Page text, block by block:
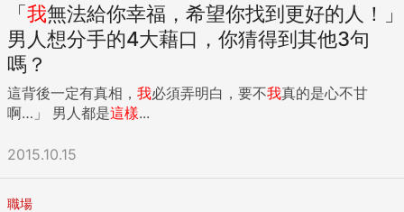
「我無法給你幸福，希望你找到更好的人！」
男人想分手的4大藉口，你猜得到其他3句
嗎？
這背後一定有真相， 我必須弄明白，要不我真的是心不甘
啊…」 男人都是這樣...
2015.10.15
職場